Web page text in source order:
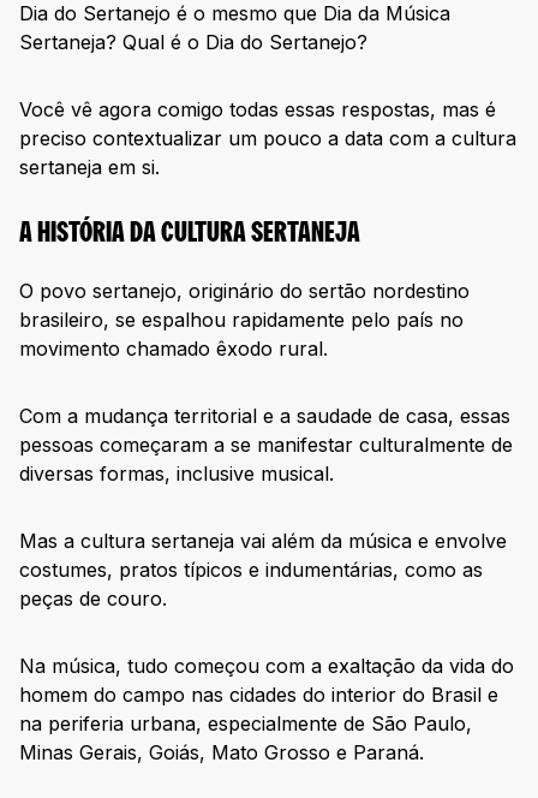
Dia do Sertanejo é o mesmo que Dia da Música
Sertaneja? Qual é o Dia do Sertanejo?
Você vê agora comigo todas essas respostas, mas é
preciso contextualizar um pouco a data com a cultura
sertaneja em si.
A HISTÓRIA DA CULTURA SERTANEJA
O povo sertanejo, originário do sertão nordestino
brasileiro, se espalhou rapidamente pelo país no
movimento chamado êxodo rural.
Com a mudança territorial e a saudade de casa, essas
pessoas começaram a se manifestar culturalmente de
diversas formas, inclusive musical.
Mas a cultura sertaneja vai além da música e envolve
costumes, pratos típicos e indumentárias, como as
peças de couro.
Na música, tudo começou com a exaltação da vida do
homem do campo nas cidades do interior do Brasil e
na periferia urbana, especialmente de São Paulo,
Minas Gerais, Goiás, Mato Grosso e Paraná.